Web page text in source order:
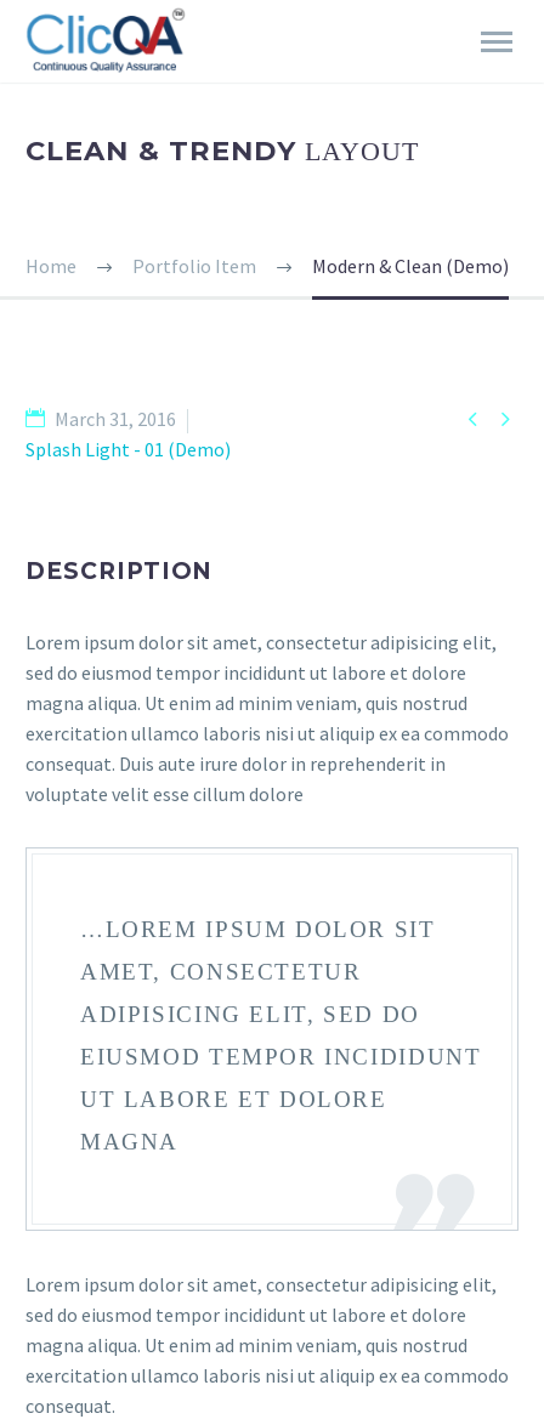
CLEAN & TRENDY LAYOUT
Home Portfolio Item Modern & Clean (Demo)
 
March 31, 2016
Splash Light - 01 (Demo)
DESCRIPTION
Lorem ipsum dolor sit amet, consectetur adipisicing elit,
sed do eiusmod tempor incididunt ut labore et dolore
magna aliqua. Ut enim ad minim veniam, quis nostrud
exercitation ullamco laboris nisi ut aliquip ex ea commodo
consequat. Duis aute irure dolor in reprehenderit in
voluptate velit esse cillum dolore
…LOREM IPSUM DOLOR SIT
AMET, CONSECTETUR
ADIPISICING ELIT, SED DO
EIUSMOD TEMPOR INCIDIDUNT
UT LABORE ET DOLORE
MAGNA
Lorem ipsum dolor sit amet, consectetur adipisicing elit,
sed do eiusmod tempor incididunt ut labore et dolore
magna aliqua. Ut enim ad minim veniam, quis nostrud
exercitation ullamco laboris nisi ut aliquip ex ea commodo
consequat.